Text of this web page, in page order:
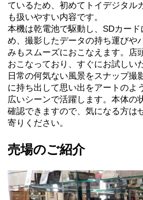
ているため、初めてトイデジタル
も扱いやすい内容です。
本機は乾電池で駆動し、SDカー
め、撮影したデータの持ち運びや
みもスムーズにおこなえます。店
おこなっており、すぐにお試しい
日常の何気ない風景をスナップ撮
に持ち出して思い出をアートのよ
広いシーンで活躍します。本体の
確認できますので、気になる方は
寄りください。
売場のご紹介